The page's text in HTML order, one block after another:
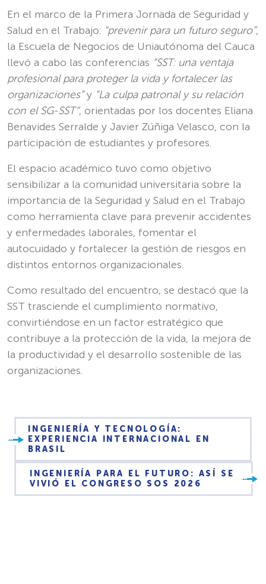
En el marco de la Primera Jornada de Seguridad y
Salud en el Trabajo: “prevenir para un futuro seguro”,
la Escuela de Negocios de Uniautónoma del Cauca
llevó a cabo las conferencias “SST: una ventaja
profesional para proteger la vida y fortalecer las
organizaciones”y “La culpa patronal y su relación
con el SG-SST”, orientadas por los docentes Eliana
Benavides Serralde y Javier Zúñiga Velasco, con la
participación de estudiantes y profesores.
El espacio académico tuvo como objetivo
sensibilizar a la comunidad universitaria sobre la
importancia de la Seguridad y Salud en el Trabajo
como herramienta clave para prevenir accidentes
y enfermedades laborales, fomentar el
autocuidado y fortalecer la gestión de riesgos en
distintos entornos organizacionales.
Como resultado del encuentro, se destacó que la
SST trasciende el cumplimiento normativo,
convirtiéndose en un factor estratégico que
contribuye a la protección de la vida, la mejora de
la productividad y el desarrollo sostenible de las
organizaciones.
INGENIERÍA Y TECNOLOGÍA:
EXPERIENCIA INTERNACIONAL EN
BRASIL
INGENIERÍA PARA EL FUTURO: ASÍ SE
VIVIÓ EL CONGRESO SOS 2026